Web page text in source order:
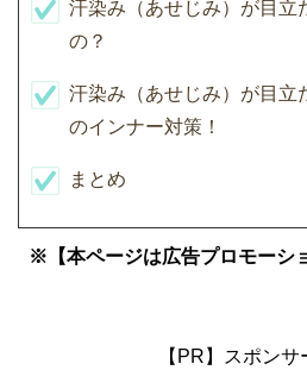
汗染み（あせじみ）が目立
の？
汗染み（あせじみ）が目立
のインナー対策！
まとめ
※【本ページは広告プロモーシ
【PR】スポンサ